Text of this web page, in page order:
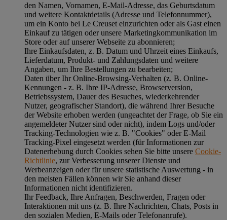
den Namen, Vornamen, E-Mail-Adresse, das Geburtsdatum
und weitere Kontaktdetails (Adresse und Telefonnummer),
um ein Konto bei Le Creuset einzurichten oder als Gast einen
Einkauf zu tätigen oder unsere Marketingkommunikation im
Store oder auf unserer Webseite zu abonnieren;
Ihre Einkaufsdaten, z. B. Datum und Uhrzeit eines Einkaufs,
Lieferdatum, Produkt- und Zahlungsdaten und weitere
Angaben, um Ihre Bestellungen zu bearbeiten;
Daten über Ihr Online-Browsing-Verhalten (z. B. Online-
Kennungen - z. B. Ihre IP-Adresse, Browserversion,
Betriebssystem, Dauer des Besuches, wiederkehrender
Nutzer, geografischer Standort), die während Ihrer Besuche
der Website erhoben werden (ungeachtet der Frage, ob Sie ein
angemeldeter Nutzer sind oder nicht), indem Logs und/oder
Tracking-Technologien wie z. B. "Cookies" oder E-Mail
Tracking-Pixel eingesetzt werden (für Informationen zur
Datenerhebung durch Cookies sehen Sie bitte unsere Cookie-
Richtlinie, zur Verbesserung unserer Dienste und
Werbeanzeigen oder für unsere statistische Auswertung - in
den meisten Fällen können wir Sie anhand dieser
Informationen nicht identifizieren.
Ihr Feedback, Ihre Anfragen, Beschwerden, Fragen oder
Interaktionen mit uns (z. B. Ihre Nachrichten, Chats, Posts in
den sozialen Medien, E-Mails oder Telefonanrufe).